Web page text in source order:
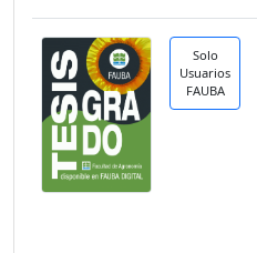
Solo
Usuarios
FAUBA